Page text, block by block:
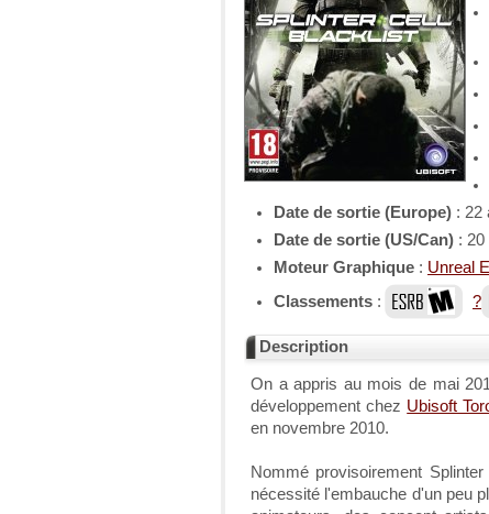
Date de sortie (Europe) : 22
Date de sortie (US/Can) : 20
Moteur Graphique : Unreal
Classements : ?
Description
On a appris au mois de mai
développement chez Ubisoft
en novembre 2010.
Nommé provisoirement
nécessité l'embauche d'un peu